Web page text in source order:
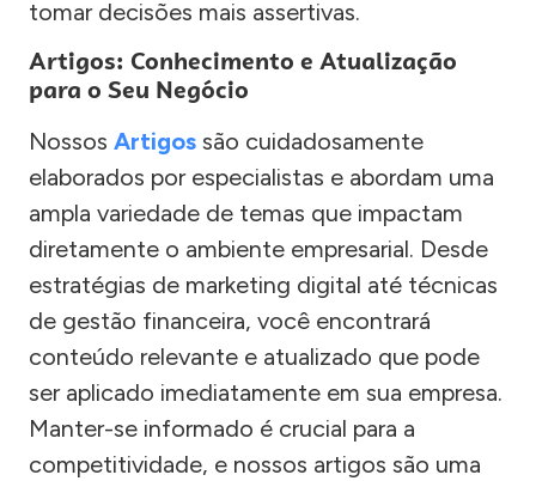
tomar decisões mais assertivas.
Artigos: Conhecimento e Atualização
para o Seu Negócio
Nossos Artigos são cuidadosamente
elaborados por especialistas e abordam uma
ampla variedade de temas que impactam
diretamente o ambiente empresarial. Desde
estratégias de marketing digital até técnicas
de gestão financeira, você encontrará
conteúdo relevante e atualizado que pode
ser aplicado imediatamente em sua empresa.
Manter-se informado é crucial para a
competitividade, e nossos artigos são uma